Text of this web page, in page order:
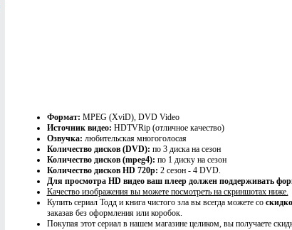
Формат: MPEG (XviD), DVD Video
Источник видео: HDTVRip (отличное качество)
Озвучка: любительская многоголосая
Количество дисков (DVD): по 3 диска на сезон
Количество дисков (mpeg4): по 1 диску на сезон
Количество дисков HD 720p: 2 сезон - 4 DVD.
Для просмотра HD видео ваш плеер должен поддерживать
Качество изображения вы можете посмотреть на скриншотах ниже.
Купить сериал Тодд и книга чистого зла вы всегда можете со
заказав без оформления или коробок.
Покупая этот сериал в нашем магазине целиком, вы получаете